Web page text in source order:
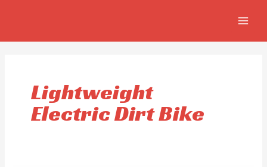
Lightweight
Electric Dirt Bike